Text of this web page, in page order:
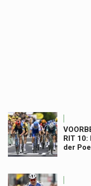
RIT 10:
der